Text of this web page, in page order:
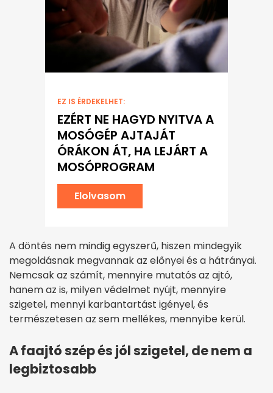
EZ IS ÉRDEKELHET:
EZÉRT NE HAGYD NYITVA A
MOSÓGÉP AJTAJÁT
ÓRÁKON ÁT, HA LEJÁRT A
MOSÓPROGRAM
Elolvasom
A döntés nem mindig egyszerű, hiszen mindegyik
megoldásnak megvannak az előnyei és a hátrányai.
Nemcsak az számít, mennyire mutatós az ajtó,
hanem az is, milyen védelmet nyújt, mennyire
szigetel, mennyi karbantartást igényel, és
természetesen az sem mellékes, mennyibe kerül.
A faajtó szép és jól szigetel, de nem a
legbiztosabb